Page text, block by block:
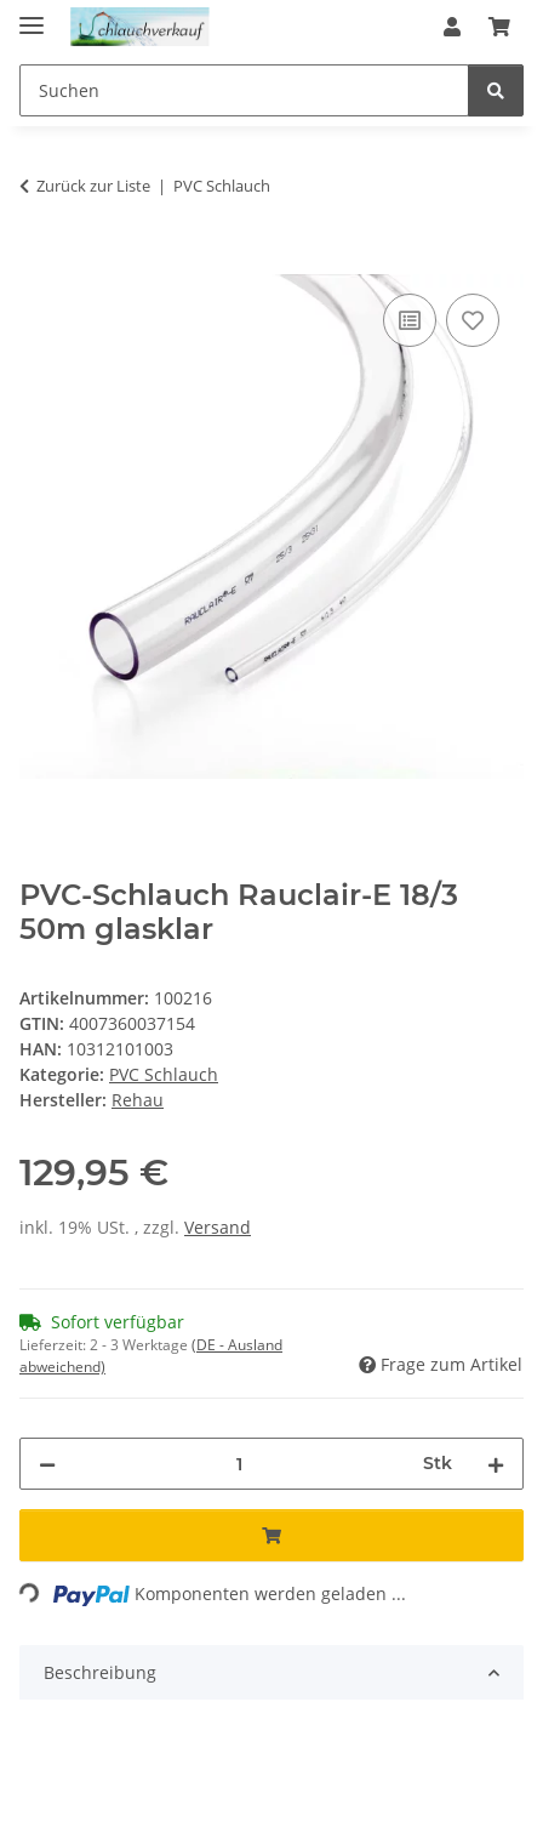
Zurück zur Liste PVC Schlauch
PVC-Schlauch Rauclair-E 18/3
50m glasklar
Artikelnummer: 100216
GTIN: 4007360037154
HAN: 10312101003
Kategorie: PVC Schlauch
Hersteller: Rehau
129,95 €
inkl. 19% USt. , zzgl. Versand
Sofort verfügbar
Lieferzeit:2 - 3 Werktage (DE - Ausland
abweichend)
Frage zum Artikel
Stk
Loading... Komponenten werden geladen ...
Beschreibung